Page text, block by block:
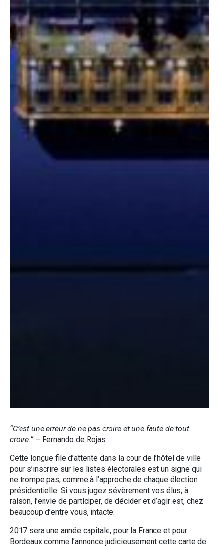
“C’est une erreur de ne pas croire et une faute de tout
croire.” – Fernando de Rojas
Cette longue file d’attente dans la cour de l’hôtel de ville
pour s’inscrire sur les listes électorales est un signe qui
ne trompe pas, comme à l’approche de chaque élection
présidentielle. Si vous jugez sévèrement vos élus, à
raison, l’envie de participer, de décider et d’agir est, chez
beaucoup d’entre vous, intacte.
2017 sera une année capitale, pour la France et pour
Bordeaux comme l’annonce judicieusement cette carte de